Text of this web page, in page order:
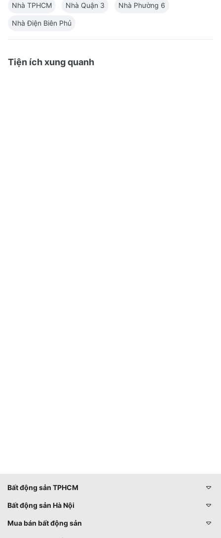
Nhà TPHCM
Nhà Quận 3 Nhà Phường 6
Nhà Điện Biên Phủ
Tiện ích xung quanh
Bất động sản TPHCM
Bất động sản Hà Nội
Mua bán bất động sản